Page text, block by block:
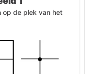
op de plek van het